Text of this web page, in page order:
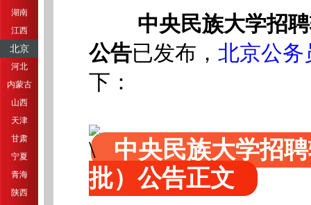
湖南
江西
北京
河北
内蒙古
山西
天津
甘肃
宁夏
青海
陕西
中央民族大学招
公告已发布 ， 北京公务
下：
中央民族大学招
批）公告正文